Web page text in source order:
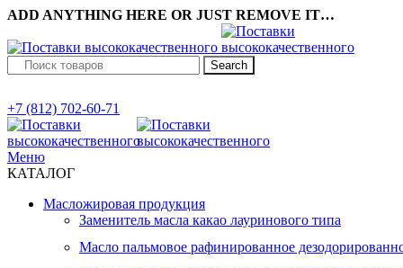
ADD ANYTHING HERE OR JUST REMOVE IT…
Search
+7 (812) 702-60-71
Меню
КАТАЛОГ
Масложировая продукция
Заменитель масла какао лауринового типа
Масло пальмовое рафинированное